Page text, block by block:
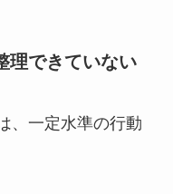
理できていない
、一定水準の行動